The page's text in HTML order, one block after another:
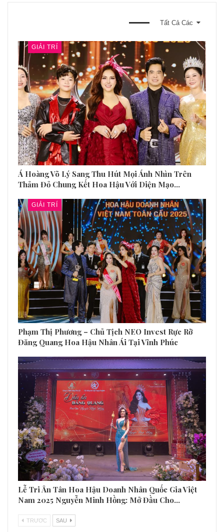
Tất Cả Các
GIẢI TRÍ
Á Hoàng Võ Lý Sang Thu Hút Mọi Ánh Nhìn Trên
Thảm Đỏ Chung Kết Hoa Hậu Với Diện Mạo…
GIẢI TRÍ
Phạm Thị Phương – Chủ Tịch NEO Invest Rực Rỡ
Đăng Quang Hoa Hậu Nhân Ái Tại Vĩnh Phúc
Lễ Tri Ân Tân Hoa Hậu Doanh Nhân Quốc Gia Việt
Nam 2025 Nguyễn Minh Hồng: Mở Đầu Cho…
TRƯƠC SAU